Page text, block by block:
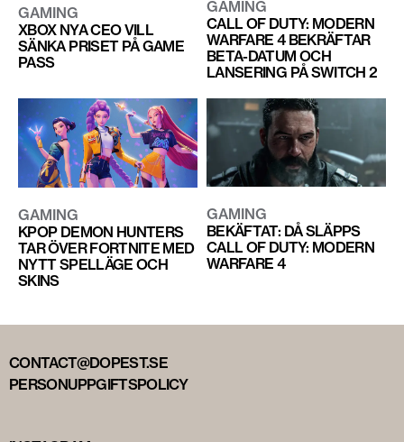
GAMING
XBOX NYA CEO VILL
SÄNKA PRISET PÅ GAME
PASS
GAMING
CALL OF DUTY: MODERN
WARFARE 4 BEKRÄFTAR
BETA-DATUM OCH
LANSERING PÅ SWITCH 2
GAMING
KPOP DEMON HUNTERS
TAR ÖVER FORTNITE MED
NYTT SPELLÄGE OCH
SKINS
GAMING
BEKÄFTAT: DÅ SLÄPPS
CALL OF DUTY: MODERN
WARFARE 4
CONTACT@DOPEST.SE
PERSONUPPGIFTSPOLICY